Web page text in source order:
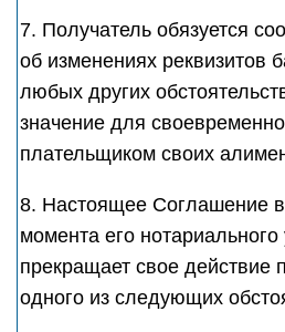
7. Получатель обязуется
об изменениях реквизитов
любых других
значение для
плательщиком своих
8. Настоящее Соглашение
момента его
прекращает свое действие
одного из следующих